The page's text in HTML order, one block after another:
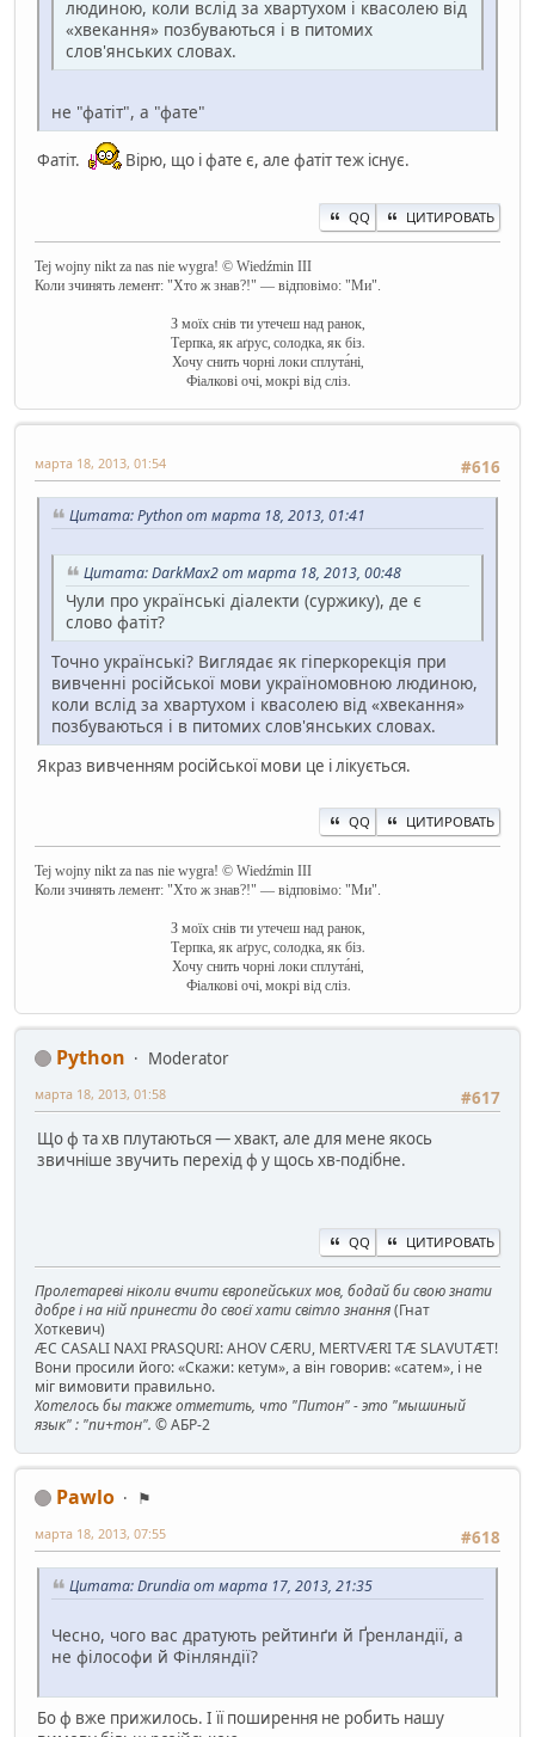
людиною, коли вслід за хвартухом і квасолею від
«хвекання» позбуваються і в питомих
слов'янських словах.
не "фатіт", а "фате"
Фатіт. Вірю, що і фате є, але фатіт теж існує.
QQ ЦИТИРОВАТЬ
Tej wojny nikt za nas nie wygra! © Wiedźmin III
Коли зчинять лемент: "Хто ж знав?!" — відповімо: "Ми".
З моїх снів ти утечеш над ранок,
Терпка, як аґрус, солодка, як біз.
Хочу снить чорні локи сплута́ні,
Фіалкові очі, мокрі від сліз.
#616
марта 18, 2013, 01:54
Цитата: Python от марта 18, 2013, 01:41
Цитата: DarkMax2 от марта 18, 2013, 00:48
Чули про українські діалекти (суржику), де є
слово фатіт?
Точно українські? Виглядає як гіперкорекція при
вивченні російської мови україномовною людиною,
коли вслід за хвартухом і квасолею від «хвекання»
позбуваються і в питомих слов'янських словах.
Якраз вивченням російської мови це і лікується.
QQ ЦИТИРОВАТЬ
Tej wojny nikt za nas nie wygra! © Wiedźmin III
Коли зчинять лемент: "Хто ж знав?!" — відповімо: "Ми".
З моїх снів ти утечеш над ранок,
Терпка, як аґрус, солодка, як біз.
Хочу снить чорні локи сплута́ні,
Фіалкові очі, мокрі від сліз.
Python
Moderator
#617
марта 18, 2013, 01:58
Що ф та хв плутаються — хвакт, але для мене якось
звичніше звучить перехід ф у щось хв-подібне.
QQ ЦИТИРОВАТЬ
Пролетареві ніколи вчити європейських мов, бодай би свою знати
добре і на ній принести до своєї хати світло знання(Гнат
Хоткевич)
ÆC CASALI NAXI PRASQURI: AHOV CÆRU, MERTVÆRI TÆ SLAVUTÆT!
Вони просили його: «Скажи: кетум», а він говорив: «сатем», і не
міг вимовити правильно.
Хотелось бы также отметить, что "Питон" - это "мышиный
язык" : "пи+тон". © АБР-2
Pawlo
⚑
#618
марта 18, 2013, 07:55
Цитата: Drundia от марта 17, 2013, 21:35
Чесно, чого вас дратують рейтинґи й Ґренландії, а
не філософи й Фінляндії?
Бо ф вже прижилось. І її поширення не робить нашу